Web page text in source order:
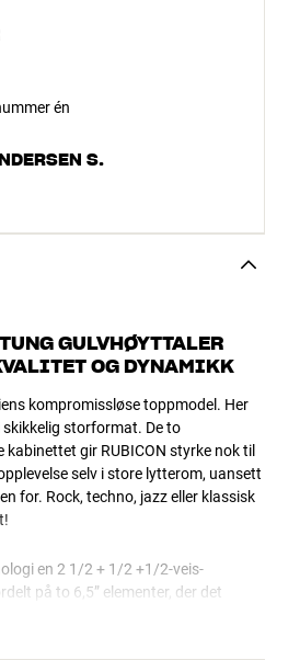
én
S.
GULVHØYTTALER
OG DYNAMIKK
kompromissløse toppmodel. Her
storformat. De to
kabinettet gir RUBICON styrke nok til
selv i store lytterom, uansett
for. Rock, techno, jazz eller klassisk
en 2 1/2 + 1/2 +1/2-veis-
på to 6,5” elementer, der det
ved en litt lavere frekvens enn det